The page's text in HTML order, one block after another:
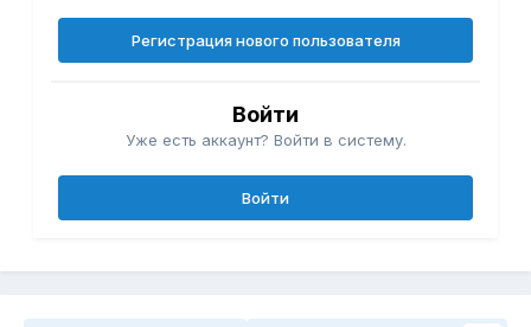
Регистрация нового пользователя
Войти
Уже есть аккаунт? Войти в систему.
Войти